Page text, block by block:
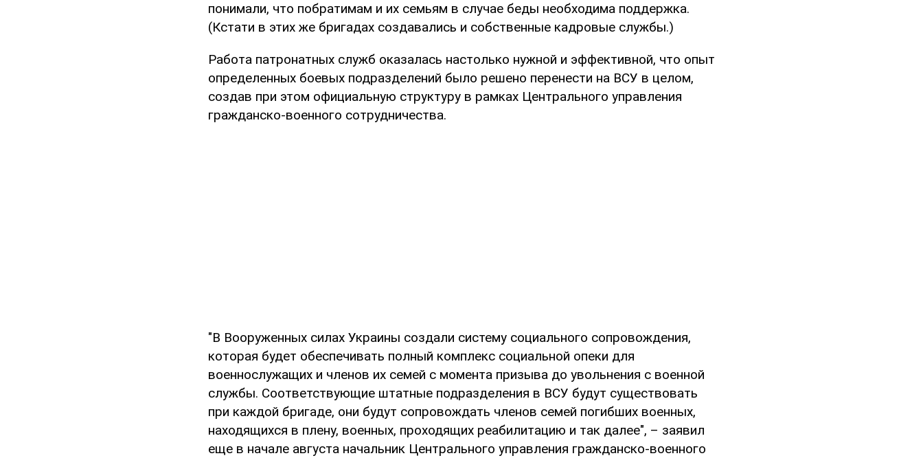
понимали, что побратимам и их семьям в случае беды необходима поддержка.
(Кстати в этих же бригадах создавались и собственные кадровые службы.)
Работа патронатных служб оказалась настолько нужной и эффективной, что опыт
определенных боевых подразделений было решено перенести на ВСУ в целом,
создав при этом официальную структуру в рамках Центрального управления
гражданско-военного сотрудничества.
"В Вооруженных силах Украины создали систему социального сопровождения,
которая будет обеспечивать полный комплекс социальной опеки для
военнослужащих и членов их семей с момента призыва до увольнения с военной
службы. Соответствующие штатные подразделения в ВСУ будут существовать
при каждой бригаде, они будут сопровождать членов семей погибших военных,
находящихся в плену, военных, проходящих реабилитацию и так далее", – заявил
еще в начале августа начальник Центрального управления гражданско-военного